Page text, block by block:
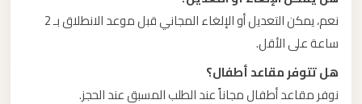
نعم، يمكن التعديل أو الإلغاء المجاني قبل موعد الانطلاق بـ 2
ساعة على الأقل.
هل تتوفر مقاعد أطفال؟
نوفر مقاعد أطفال مجاناً عند الطلب المسبق عند الحجز.